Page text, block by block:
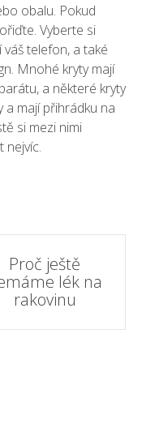
obalu. Pokud
Vyberte si
telefon, a také
Mnohé kryty mají
a některé kryty
a mají přihrádku na
si mezi nimi
nejvíc.
Proč ještě
lék na
rakovinu